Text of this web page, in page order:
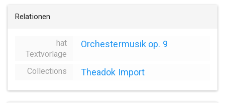
Relationen
hat
Textvorlage
Orchestermusik op. 9
Collections Theadok Import